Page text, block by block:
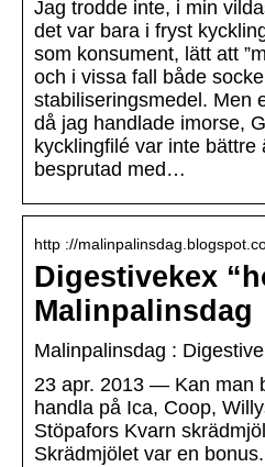
Jag trodde inte, i min
det var bara i fryst
som konsument, lätt att
och i vissa fall både
stabiliseringsmedel. Men
då jag handlade imorse,
kycklingfilé var inte bättre
besprutad med…
http ://
Digestivekex
Malinpalinsdag
Malinpalinsdag :
23 apr. 2013 — Kan man
handla på Ica, Coop,
Stöpafors Kvarn
Skrädmjölet var en bonus.